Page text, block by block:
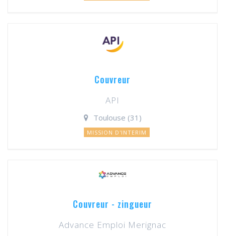
Couvreur
API
Toulouse (31)
MISSION D'INTERIM
Couvreur - zingueur
Advance Emploi Merignac